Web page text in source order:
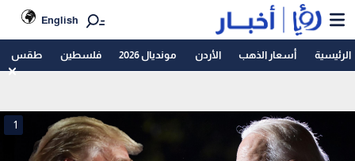
English
الرئيسية أسعار الذهب الأردن مونديال 2026 فلسطين طقس
1